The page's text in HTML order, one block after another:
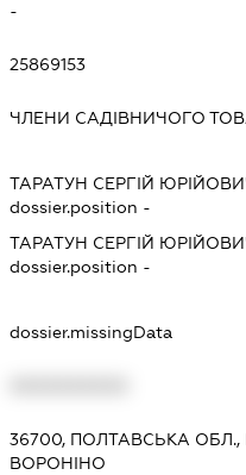
-
25869153
ЧЛЕНИ САДІВНИЧОГО
ТАРАТУН СЕРГІЙ
dossier.position -
ТАРАТУН СЕРГІЙ
dossier.position -
dossier.missingData
36700, ПОЛТАВСЬКА
ВОРОНІНО